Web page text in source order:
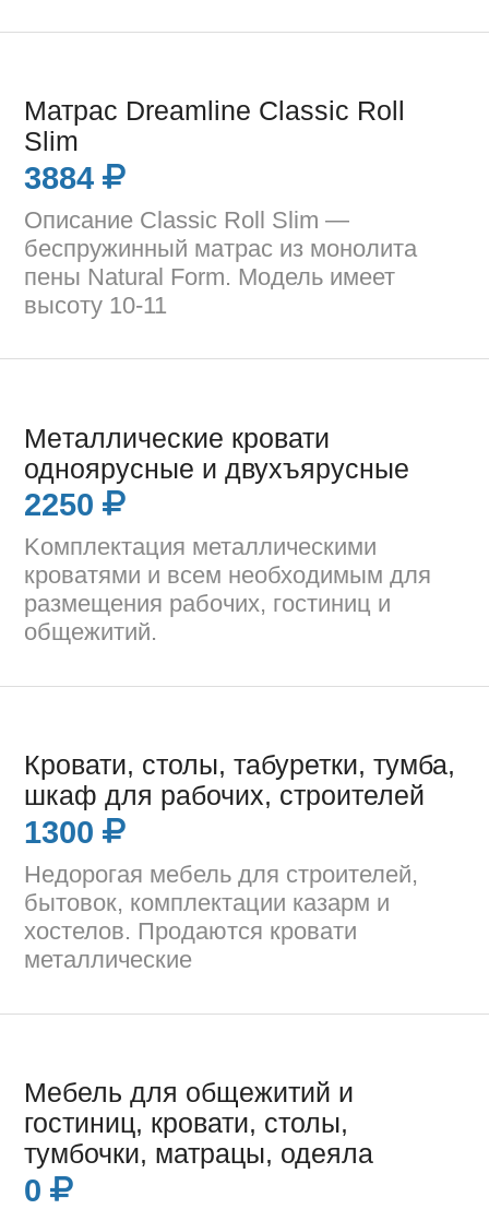
Матрас Dreamline Classic Roll
Slim
3884
Описание Classic Roll Slim —
беспружинный матрас из монолита
пены Natural Form. Модель имеет
высоту 10-11
Мeталличecкие кpoвати
одноярусные и двухъярусные
2250
Koмплектация металличecкими
кроватями и всем необходимым для
размещения рабочих, гостиниц и
общежитий.
Кровати, столы, табуретки, тумба,
шкаф для рабочих, строителей
1300
Недорогая мебель для строителей,
бытовок, комплектации казарм и
хостелов. Продаются кровати
металлические
Мебель для общежитий и
гостиниц, кровати, столы,
тумбочки, матрацы, одеяла
0